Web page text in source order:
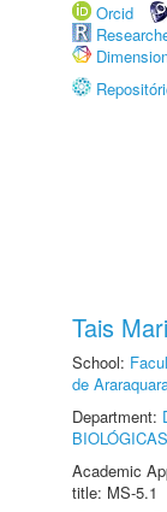
Orcid
Tais
School:
de
Department:
BIOLÓGICAS
Academic
title: MS-5.1